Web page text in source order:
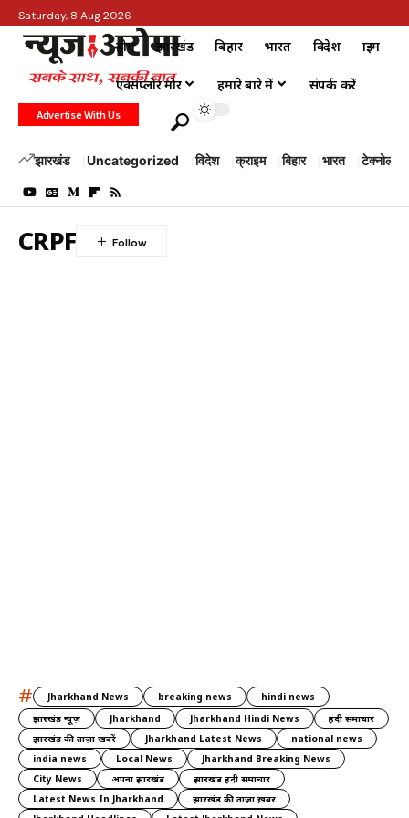
Saturday, 8 Aug 2026
होम झारखंड बिहार भारत विदेश क्राइम
एक्सप्लोर मोर हमारे बारे में संपर्क करें
Advertise With Us
झारखंड Uncategorized विदेश क्राइम बिहार भारत टेक्नोलॉजी
CRPF
# Jharkhand News breaking news
hindi news
झारखंड न्यूज़
Jharkhand Jharkhand Hindi News
हिंदी समाचार
झारखंड की ताज़ा खबरें
Jharkhand Latest News
national news
india news
Local News
Jharkhand Breaking News
City News
अपना झारखंड
झारखंड हिंदी समाचार
Latest News In Jharkhand
झारखंड की ताज़ा ख़बर